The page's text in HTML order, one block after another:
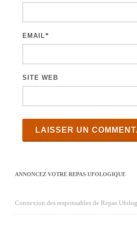
EMAIL*
SITE WEB
ANNONCEZ VOTRE REPAS UFOLOGIQUE
Connexion des responsables de Repas